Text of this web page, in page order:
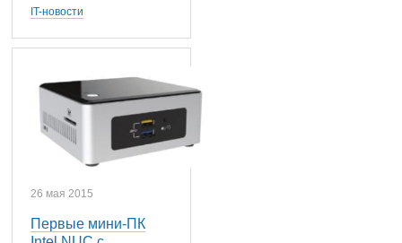
IT-новости
26 мая 2015
Первые мини-ПК